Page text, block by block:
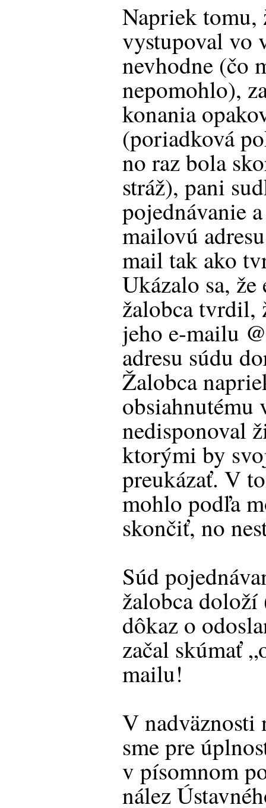
Napriek tomu,
vystupoval vo
nevhodne (čo
nepomohlo),
konania
(poriadková
no raz bola
stráž), pani
pojednávanie
mailovú
mail tak ako
Ukázalo sa,
žalobca tvrdil,
jeho e-mailu
adresu súdu
Žalobca
obsiahnutému
nedisponoval
ktorými by
preukázať. V
mohlo podľa
skončiť, no
Súd
žalobca doloží
dôkaz o
začal skúmať
mailu!
V nadväznosti
sme pre
v písomnom
nález